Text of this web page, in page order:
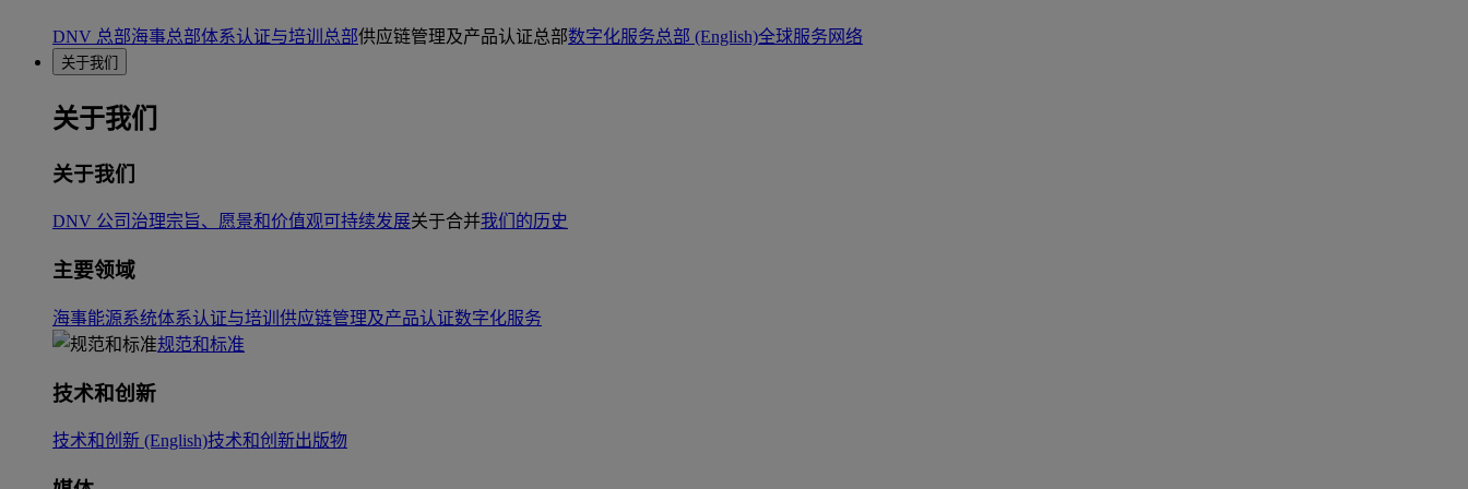
DNV 总部海事总部体系认证与培训总部供应链管理及产品认证总部数字化服务总部 (English)全球服务网络
关于我们
关于我们
关于我们
DNV 公司治理宗旨、愿景和价值观可持续发展关于合并我们的历史
主要领域
海事能源系统体系认证与培训 供应链管理及产品认证数字化服务
规范和标准
技术和创新
技术和创新 (English)技术和创新出版物